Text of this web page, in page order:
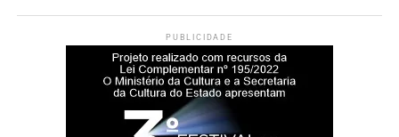
meteorológicas também indicam a continuidade de
chuvas expressivas em grande parte do território gaúcho
até 10 de agosto.
Risco de inundações
PUBLICIDADE